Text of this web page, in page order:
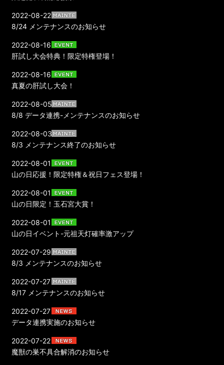
8/24 メンテナンスのお知らせ
2022-08-22
肝試し大会特典！限定特権登場！
2022-08-16
真夏の肝試し大会！
2022-08-16
8/8 データ連携-メンテナンスのお知らせ
2022-08-05
8/3 メンテナンス終了のお知らせ
2022-08-03
山の日応援！限定特権＆祝日フェス登場！
2022-08-01
山の日限定！玉石宮大賞！
2022-08-01
山の日イベント-元祖天灯確率激アップ
2022-08-01
8/3 メンテナンスのお知らせ
2022-07-29
8/17 メンテナンスのお知らせ
2022-07-27
データ連携実施のお知らせ
2022-07-27
魔獣の巣不具合解消のお知らせ
2022-07-22